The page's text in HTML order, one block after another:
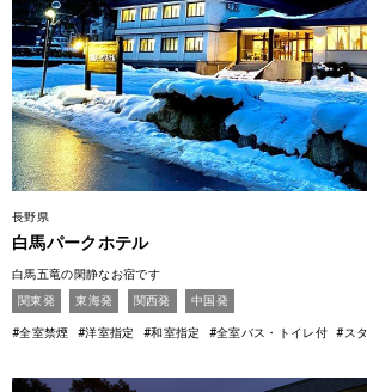
長野県
白馬パークホテル
白馬五竜の閑静なお宿です
関東発
東海発 関西発 中国発
#全室禁煙 #洋室指定 #和室指定 #全室バス・トイレ付 #ス